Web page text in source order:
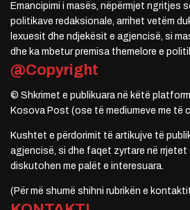
Emancipimi i masës, nëpërmjet ngritjes
politikave redaksionale, arrihet vetëm
lexuesit dhe ndjekësit e agjencisë, si
dhe ka mbetur premisa themelore e
@Copyright
© Shkrimet e publikuara në këtë
Kosova Post (ose të mediumeve me të
Kushtet e përdorimit të artikujve të
agjencisë, si dhe faqet zyrtare në rrjetet
diskutohen me palët e interesuara.
(Për më shumë shihni rubrikën e